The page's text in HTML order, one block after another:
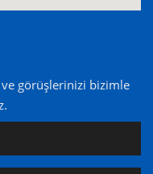
görüşlerinizi bizimle